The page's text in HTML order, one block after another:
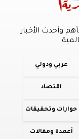
وأحدث الأخبار
عربي ودولي
اقتصاد
حوارات وتحقيقات
أعمدة ومقالات